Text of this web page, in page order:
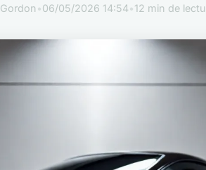
Gordon •06/05/2026 14:54•12 min de